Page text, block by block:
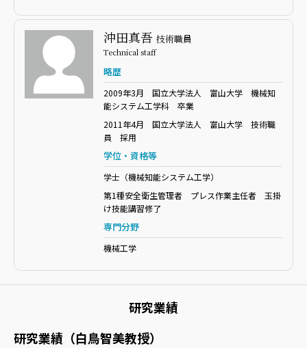
沖田真吾 技術職員
Technical staff
略歴
2009年3月 国立大学法人 富山大学 機械知
能システム工学科 卒業
2011年4月 国立大学法人 富山大学 技術職
員 採用
学位・資格等
学士（機械知能システム工学）
第1種安全衛生管理者 プレス作業主任者 玉掛
け技能講習修了
専門分野
機械工学
研究業績
研究業績（白鳥智美教授）